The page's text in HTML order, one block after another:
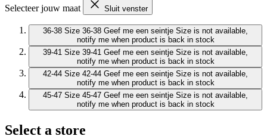
Selecteer jouw maat Sluit venster
36-38 Size 36-38 Geef me een seintje Size is not available,
notify me when product is back in stock
39-41 Size 39-41 Geef me een seintje Size is not available,
notify me when product is back in stock
42-44 Size 42-44 Geef me een seintje Size is not available,
notify me when product is back in stock
45-47 Size 45-47 Geef me een seintje Size is not available,
notify me when product is back in stock
Select a store